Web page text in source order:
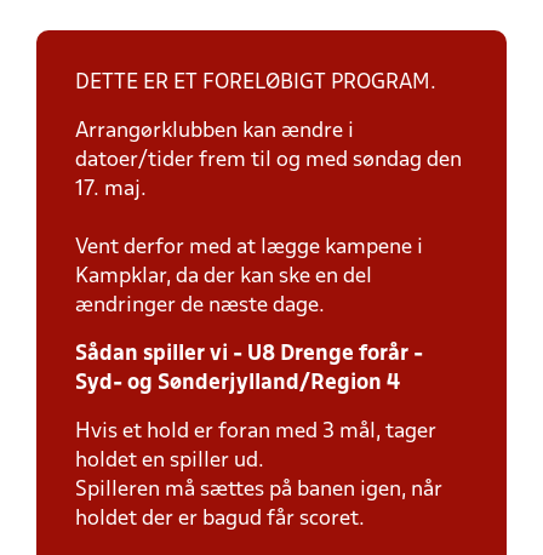
DETTE ER ET FORELØBIGT PROGRAM.
Arrangørklubben kan ændre i
datoer/tider frem til og med søndag den
17. maj.
Vent derfor med at lægge kampene i
Kampklar, da der kan ske en del
ændringer de næste dage.
Sådan spiller vi - U8 Drenge forår -
Syd- og Sønderjylland/Region 4
Hvis et hold er foran med 3 mål, tager
holdet en spiller ud.
Spilleren må sættes på banen igen, når
holdet der er bagud får scoret.